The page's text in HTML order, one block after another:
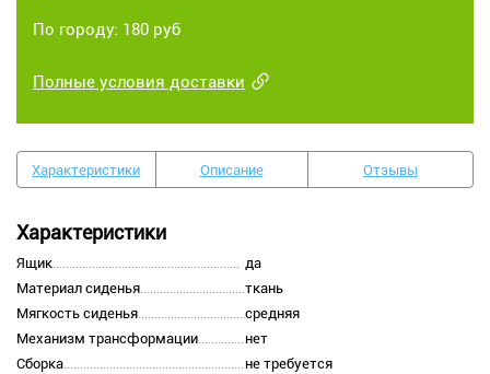
По городу: 180 руб
Полные условия доставки
Характеристики Описание Отзывы
Характеристики
Ящик
да
Материал сиденья
ткань
Мягкость сиденья
средняя
Механизм трансформации
нет
Сборка
не требуется